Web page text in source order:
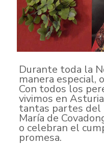
Durante toda la
manera especial,
Con todos los
vivimos en
tantas partes del
María de
o celebran el
promesa.